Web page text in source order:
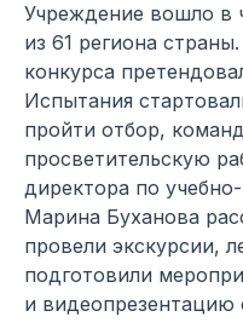
Учреждение вошло в
из 61 региона
конкурса
Испытания
пройти отбор,
просветительскую
директора по
Марина Буханова
провели экскурсии,
подготовили
и видеопрезентацию